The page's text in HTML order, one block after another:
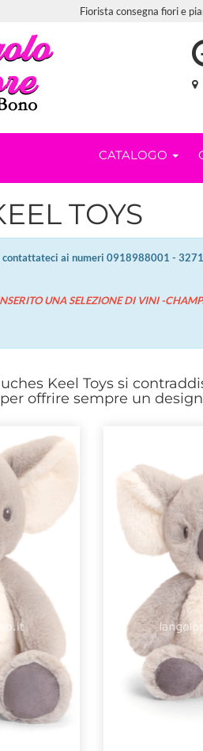
Fiorista consegna fiori e
CATALOGO
TOYS
ai numeri 0918988001 -
UNA SELEZIONE DI VINI -
Keel Toys si
offrire sempre un